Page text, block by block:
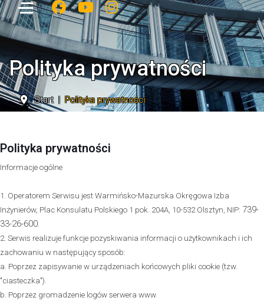
Polityka prywatności
Start Polityka prywatności
Polityka prywatności
Informacje ogólne
1. Operatorem Serwisu jest Warmińsko-Mazurska Okręgowa Izba
Inżynierów, Plac Konsulatu Polskiego 1 pok. 204A, 10-532 Olsztyn, NIP: 739-
33-26-600.
2. Serwis realizuje funkcje pozyskiwania informacji o użytkownikach i ich
zachowaniu w następujący sposób:
a. Poprzez zapisywanie w urządzeniach końcowych pliki cookie (tzw.
"ciasteczka").
b. Poprzez gromadzenie logów serwera www.